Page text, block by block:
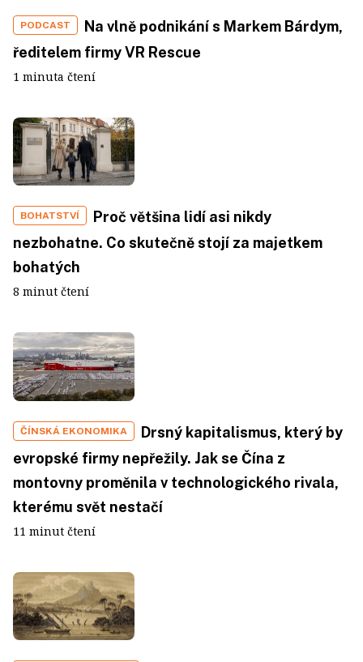
PODCAST
Na vlně podnikání s Markem Bárdym,
ředitelem firmy VR Rescue
1 minuta čtení
BOHATSTVÍ
Proč většina lidí asi nikdy
nezbohatne. Co skutečně stojí za majetkem
bohatých
8 minut čtení
ČÍNSKÁ EKONOMIKA
Drsný kapitalismus, který by
evropské firmy nepřežily. Jak se Čína z
montovny proměnila v technologického rivala,
kterému svět nestačí
11 minut čtení